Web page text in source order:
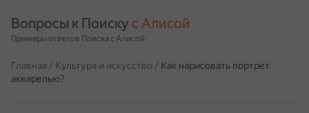
Вопросы к Поиску с Алисой
Примеры ответов Поиска с Алисой
Главная / Культура и искусство / Как нарисовать портрет
акварелью?